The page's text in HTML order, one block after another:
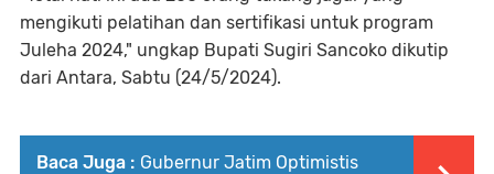
mengikuti pelatihan dan sertifikasi untuk program
Juleha 2024," ungkap Bupati Sugiri Sancoko dikutip
dari Antara, Sabtu (24/5/2024).
Baca Juga : Gubernur Jatim Optimistis